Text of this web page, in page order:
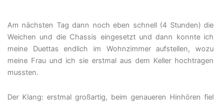
Am nächsten Tag dann noch eben schnell (4 Stunden) die
Weichen und die Chassis eingesetzt und dann konnte ich
meine Duettas endlich im Wohnzimmer aufstellen, wozu
meine Frau und ich sie erstmal aus dem Keller hochtragen
mussten.
Der Klang: erstmal großartig, beim genaueren Hinhören fiel